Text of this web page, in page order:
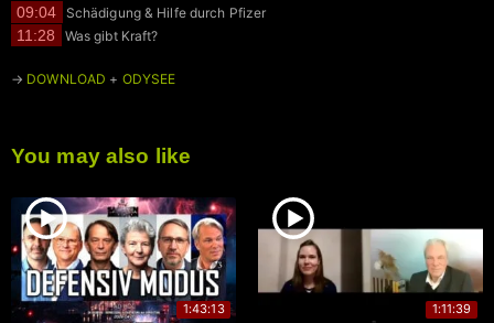
09:04 Schädigung & Hilfe durch Pfizer
11:28 Was gibt Kraft?
→ DOWNLOAD + ODYSEE
You may also like
1:43:13 1:11:39